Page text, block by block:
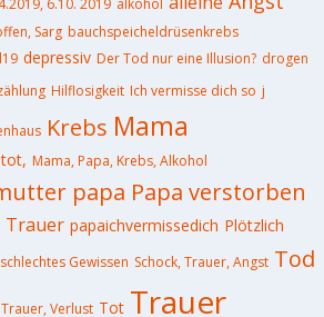
6.10. 2019 alkohol
Sarg bauchspeicheldrüsenkrebs
depressiv Der Tod nur eine Illusion? drogen
Hilflosigkeit Ich vermisse dich so j
Krebs Mama
Mama, Papa, Krebs, Alkohol
papa Papa verstorben
Trauer papaichvermissedich Plötzlich
schlechtes Gewissen Schock, Trauer, Angst Tod
Verlust Tot Trauer